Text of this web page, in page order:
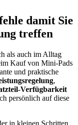
damit⁤ Sie
treffen
als auch‌ im ‌Alltag
Kauf von Mini‑Pads
und‍ praktische
, ⁣
persönlich ‌auf ⁣diese
in ⁣kleinen‌ Schritten